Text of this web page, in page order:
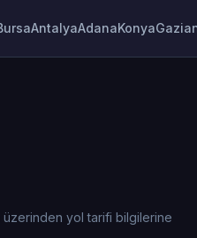
AntalyaAdanaKonya
yol tarifi bilgilerine